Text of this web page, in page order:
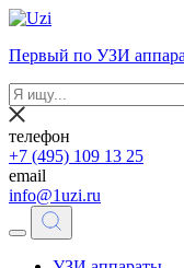
Первый по УЗИ
телефон
+7 (495) 109 13 25
email
info@1uzi.ru